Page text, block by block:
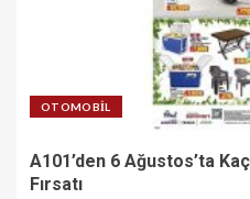
OTOMOBIL
A101’den 6 Ağustos’ta
Fırsatı